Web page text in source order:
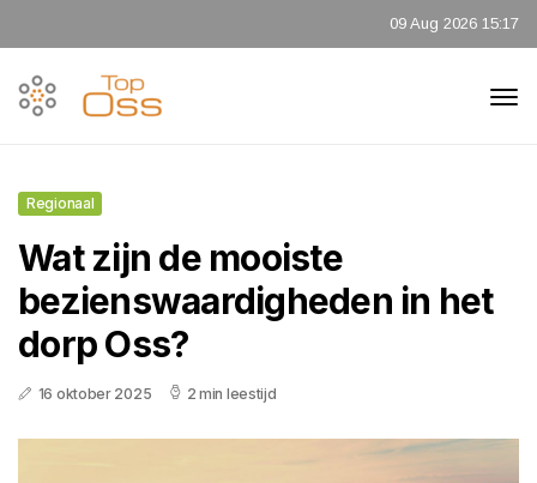
09 Aug 2026 15:17
Regionaal
Wat zijn de mooiste
bezienswaardigheden in het
dorp Oss?
16 oktober 2025 2 min leestijd